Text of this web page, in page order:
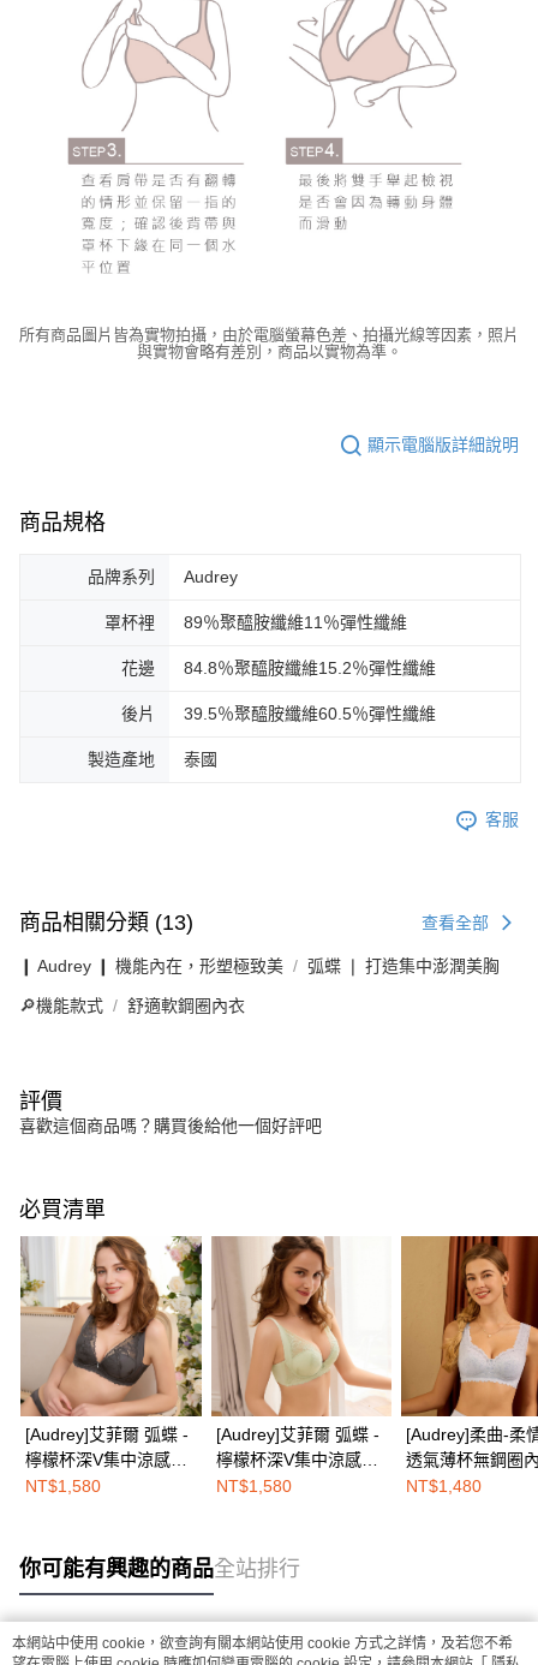
所有商品圖片皆為實物拍攝，由於電腦螢幕色差、拍攝光線等因素，照片
與實物會略有差別，商品以實物為準。
顯示電腦版詳細說明
商品規格
品牌系列 Audrey
罩杯裡 89％聚醯胺纖維11％彈性纖維
花邊 84.8％聚醯胺纖維15.2％彈性纖維
後片 39.5％聚醯胺纖維60.5％彈性纖維
製造產地 泰國
客服
商品相關分類 (13) 查看全部
❙ Audrey ❙ 機能內在，形塑極致美 弧蝶 ❘ 打造集中澎潤美胸
🔎機能款式 舒適軟鋼圈內衣
評價
喜歡這個商品嗎？購買後給他一個好評吧
必買清單
[Audrey]艾菲爾 弧蝶 -
檸檬杯深V集中涼感薄
杯透氣軟鋼圈內衣-可
NT$1,580
[Audrey]艾菲爾 弧蝶 -
檸檬杯深V集中涼感薄
杯透氣軟鋼圈內衣-薄
NT$1,580
[Audrey]柔曲-柔
透氣薄杯無鋼圈
(經典美背式)-高
NT$1,480
你可能有興趣的商品全站排行
本網站中使用 cookie，欲查詢有關本網站使用 cookie 方式之詳情，及若您不希